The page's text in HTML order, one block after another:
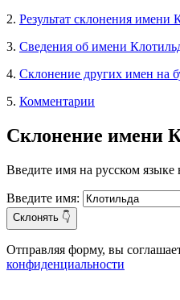
2. Результат склонения имени
3. Сведения об имени
4. Склонение других имен на
5. Комментарии
Склонение имени
Введите имя на русском
Введите имя:
Склонять 👇
Отправляя форму, вы
конфиденциальности